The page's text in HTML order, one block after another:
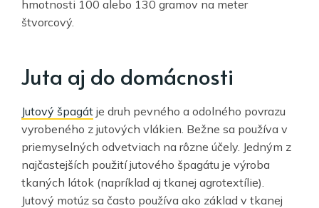
hmotnosti 100 alebo 130 gramov na meter
štvorcový.
Juta aj do domácnosti
Jutový špagát je druh pevného a odolného povrazu
vyrobeného z jutových vlákien. Bežne sa používa v
priemyselných odvetviach na rôzne účely. Jedným z
najčastejších použití jutového špagátu je výroba
tkaných látok (napríklad aj tkanej agrotextílie).
Jutový motúz sa často používa ako základ v tkanej